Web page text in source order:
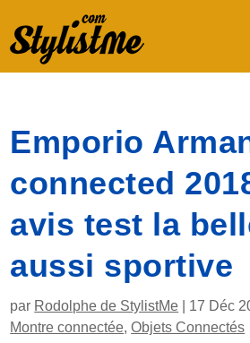
Emporio
connected
avis test la
aussi sportive
par Rodolphe de StylistMe 17 Déc
Montre connectée,Objets Connectés